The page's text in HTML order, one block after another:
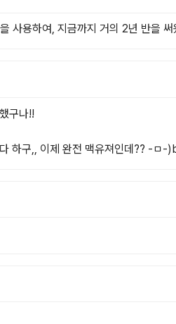
용하여, 지금까지 거의 2년 반을 써
구나!!
하구,, 이제 완전 맥유져인데?? -ㅁ-